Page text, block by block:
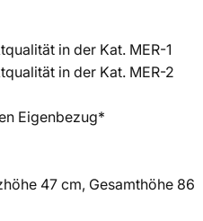
in der Kat. MER-1
in der Kat. MER-2
Eigenbezug*
47 cm, Gesamthöhe 86